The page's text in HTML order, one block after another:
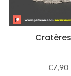
Prix
€7,90